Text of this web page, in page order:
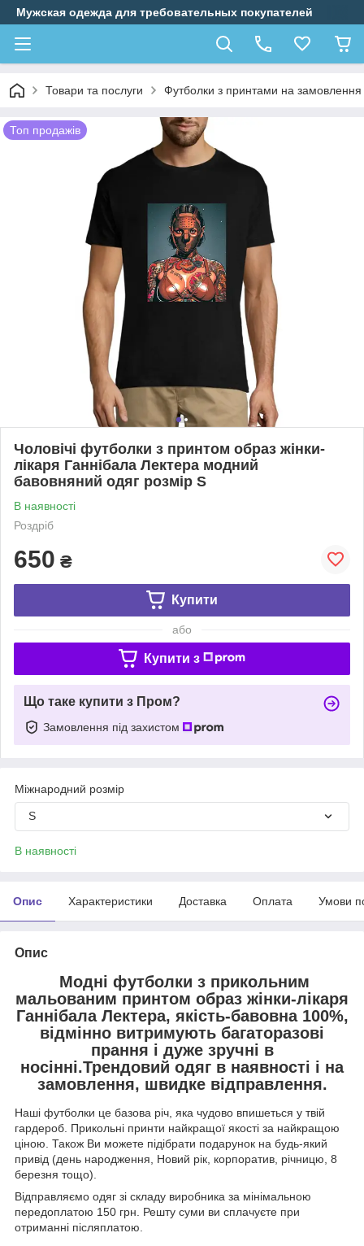
Мужская одежда для требовательных покупателей
Товари та послуги Футболки з принтами на замовлення
Топ продажів
Чоловічі футболки з принтом образ жінки-
лікаря Ганнібала Лектера модний
бавовняний одяг розмір S
В наявності
Роздріб
650 ₴
Купити
або
Купити з
Що таке купити з Пром?
Замовлення під захистом
Міжнародний розмір
S
В наявності
Опис Характеристики Доставка Оплата Умови
Опис
Модні футболки з прикольним
мальованим принтом образ жінки-лікаря
Ганнібала Лектера, якість-бавовна 100%,
відмінно витримують багаторазові
прання і дуже зручні в
носінні.Трендовий одяг в наявності і на
замовлення, швидке відправлення.
Наші футболки це базова річ, яка чудово впишеться у твій
гардероб. Прикольні принти найкращої якості за найкращою
ціною. Також Ви можете підібрати подарунок на будь-який
привід (день народження, Новий рік, корпоратив, річницю, 8
березня тощо).
Відправляємо одяг зі складу виробника за мінімальною
передоплатою 150 грн. Решту суми ви сплачуєте при
отриманні післяплатою.